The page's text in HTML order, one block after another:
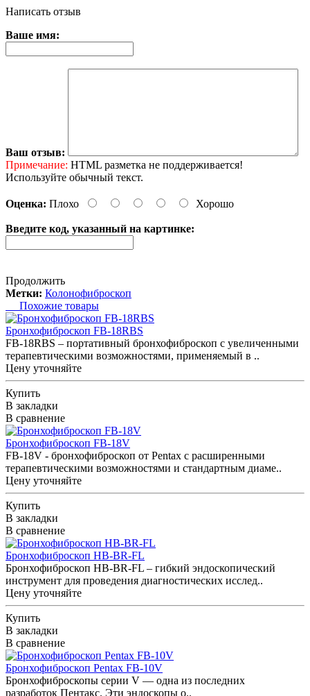
Написать отзыв
Ваше имя:
Ваш отзыв:
Примечание: HTML разметка не поддерживается!
Используйте обычный текст.
Оценка: Плохо Хорошо
Введите код, указанный на картинке:
Продолжить
Метки: Колонофиброскоп
Похожие товары
Бронхофиброскоп FB-18RBS
FB-18RBS – портативный бронхофиброскоп с увеличенными
терапевтическими возможностями, применяемый в ..
Цену уточняйте
Купить
В закладки
В сравнение
Бронхофиброскоп FB-18V
FB-18V - бронхофиброскоп от Pentax с расширенными
терапевтическими возможностями и стандартным диаме..
Цену уточняйте
Купить
В закладки
В сравнение
Бронхофиброскоп HB-BR-FL
Бронхофиброскоп HB-BR-FL – гибкий эндоскопический
инструмент для проведения диагностических исслед..
Цену уточняйте
Купить
В закладки
В сравнение
Бронхофиброскоп Pentax FB-10V
Бронхофиброскопы серии V ― одна из последних
разработок Пентакс. Эти эндоскопы о..